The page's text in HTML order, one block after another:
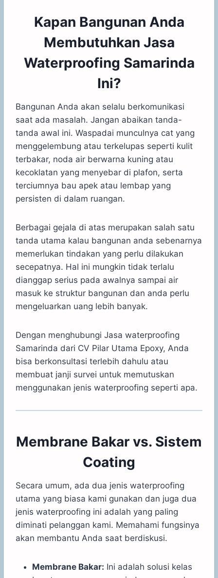
Kapan Bangunan Anda
Membutuhkan Jasa
Waterproofing Samarinda
Ini?
Bangunan Anda akan selalu berkomunikasi
saat ada masalah. Jangan abaikan tanda-
tanda awal ini. Waspadai munculnya cat yang
menggelembung atau terkelupas seperti kulit
terbakar, noda air berwarna kuning atau
kecoklatan yang menyebar di plafon, serta
terciumnya bau apek atau lembap yang
persisten di dalam ruangan.
Berbagai gejala di atas merupakan salah satu
tanda utama kalau bangunan anda sebenarnya
memerlukan tindakan yang perlu dilakukan
secepatnya. Hal ini mungkin tidak terlalu
dianggap serius pada awalnya sampai air
masuk ke struktur bangunan dan anda perlu
mengeluarkan uang lebih banyak.
Dengan menghubungi Jasa waterproofing
Samarinda dari CV Pilar Utama Epoxy, Anda
bisa berkonsultasi terlebih dahulu atau
membuat janji survei untuk memutuskan
menggunakan jenis waterproofing seperti apa.
Membrane Bakar vs. Sistem
Coating
Secara umum, ada dua jenis waterproofing
utama yang biasa kami gunakan dan juga dua
jenis waterproofing ini adalah yang paling
diminati pelanggan kami. Memahami fungsinya
akan membantu Anda saat berdiskusi.
Membrane Bakar: Ini adalah solusi kelas